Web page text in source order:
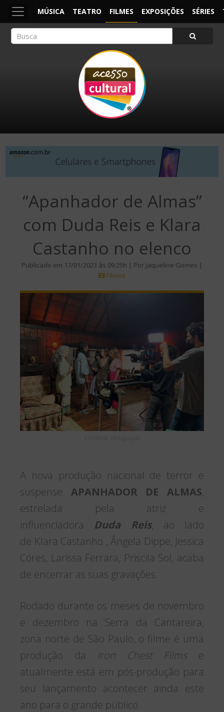
MÚSICA TEATRO FILMES EXPOSIÇÕES SÉRIES
“Apanhador de Almas”
com Duda Reis e Klara
Castanho no elenco
Publicado em 17/01/2023 às 09:25h | Por Jaqueline Gomes |
Filmes
A nova produção nacional de terror e
suspense APANHADOR DE ALMAS,
estrelada pela atriz e
influenciadora Duda Reis, ao lado
de Klara Castanho , Ângela Dippe, Jessica
Córes, Larissa Ferrara, Priscila Sol, acaba
de encerrar as suas gravações.
Rodado durante os meses de novembro
e dezembro na Serra da Cantareira,
zona norte de São Paulo, o filme é uma
produção da Iron Chest Films e
atualmente está em pós-produção para
seu lançamento acontecer ainda este
ano para o grande público.